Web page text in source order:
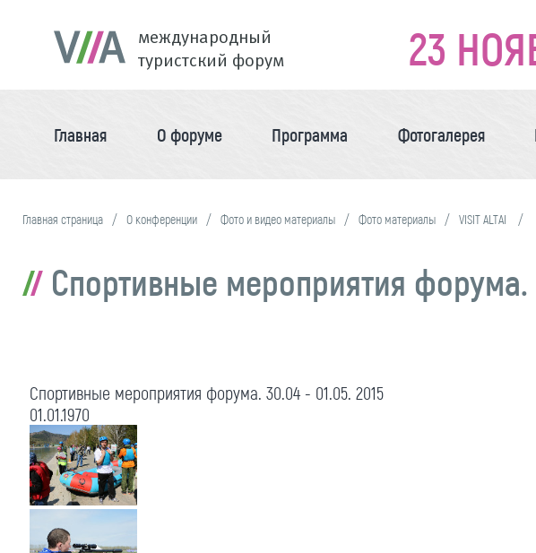
международный
туристский форум
23
Главная О форуме Программа Фотогалерея
Главная страница О конференции Фото и видео материалы Фото материалы VISIT ALTAI
Спортивные мероприятия форума.
Спортивные мероприятия форума. 30.04 - 01.05. 2015
01.01.1970